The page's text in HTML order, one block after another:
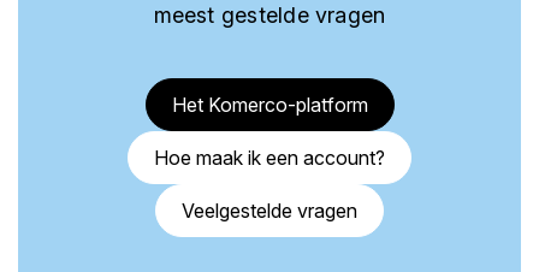
meest gestelde vragen
Het Komerco-platform
Hoe maak ik een account?
Veelgestelde vragen